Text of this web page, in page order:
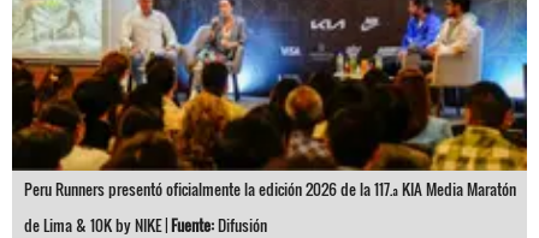
Peru Runners presentó oficialmente la edición 2026 de la 117.ª KIA Media Maratón
de Lima & 10K by NIKE |Fuente:Difusión